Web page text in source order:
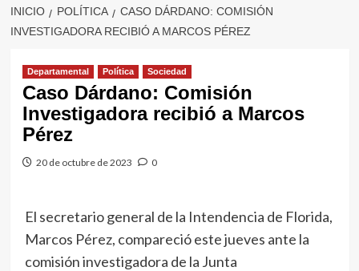
INICIO POLÍTICA
CASO DÁRDANO: COMISIÓN
INVESTIGADORA RECIBIÓ A MARCOS PÉREZ
Departamental Política Sociedad
Caso Dárdano: Comisión
Investigadora recibió a Marcos
Pérez
20 de octubre de 2023 0
El secretario general de la Intendencia de Florida,
Marcos Pérez, compareció este jueves ante la
comisión investigadora de la Junta